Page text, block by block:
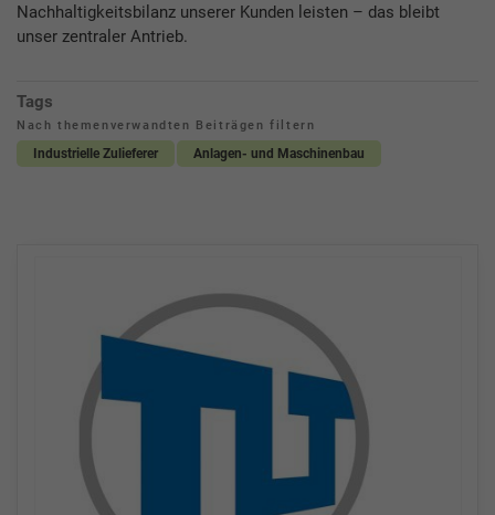
Nachhaltigkeitsbilanz unserer Kunden leisten – das bleibt
unser zentraler Antrieb.
Tags
Nach themenverwandten Beiträgen filtern
Industrielle Zulieferer Anlagen- und Maschinenbau